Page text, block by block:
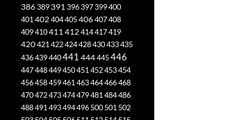
386389391396397399400
401 402404405406407408
409410411 412414417419
420421 422424428430433435
436439440441 444445446
447448449450451 452453454
456458459461 463464466468
470472473474479481 484486
488491 493494496 500 501 502